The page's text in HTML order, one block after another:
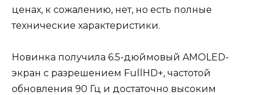
ценах, к сожалению, нет, но есть полные
технические характеристики.
Новинка получила 6.5-дюймовый AMOLED-
экран с разрешением FullHD+, частотой
обновления 90 Гц и достаточно высоким